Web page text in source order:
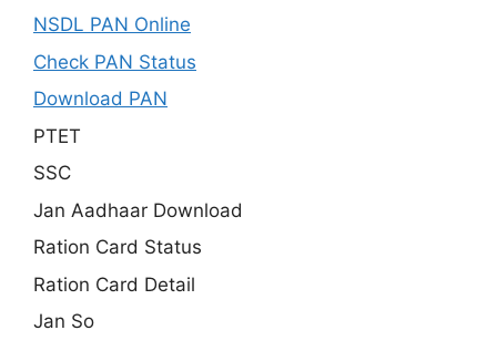
NSDL PAN Online
Check PAN Status
Download PAN
PTET
SSC
Jan Aadhaar Download
Ration Card Status
Ration Card Detail
Jan So